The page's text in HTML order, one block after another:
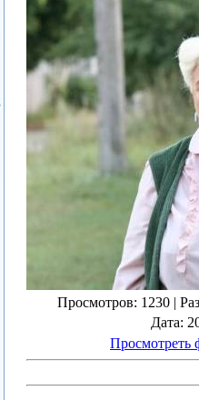
Просмотров: 1230 |
Дата:
Просмотреть